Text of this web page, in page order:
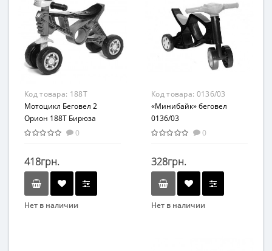
Толокар
Транспорт
Возраст
от 3 лет
Материал
Комбинированный
Код товара: 188T
Мотоцикл Беговел 2
Орион 188T Бирюза
0
418грн.
Нет в наличии
Код товара: 0136/03
«Минибайк» беговел
0136/03
0
328грн.
Нет в наличии